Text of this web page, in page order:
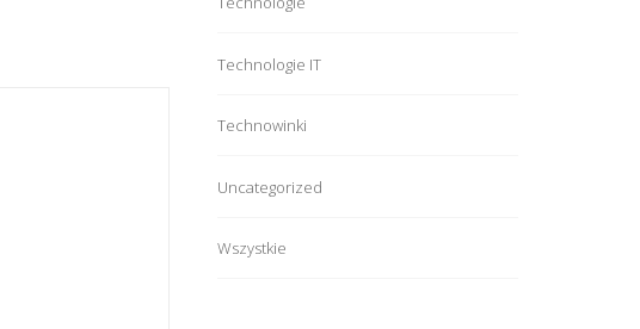
Technologie IT
Technowinki
Uncategorized
Wszystkie